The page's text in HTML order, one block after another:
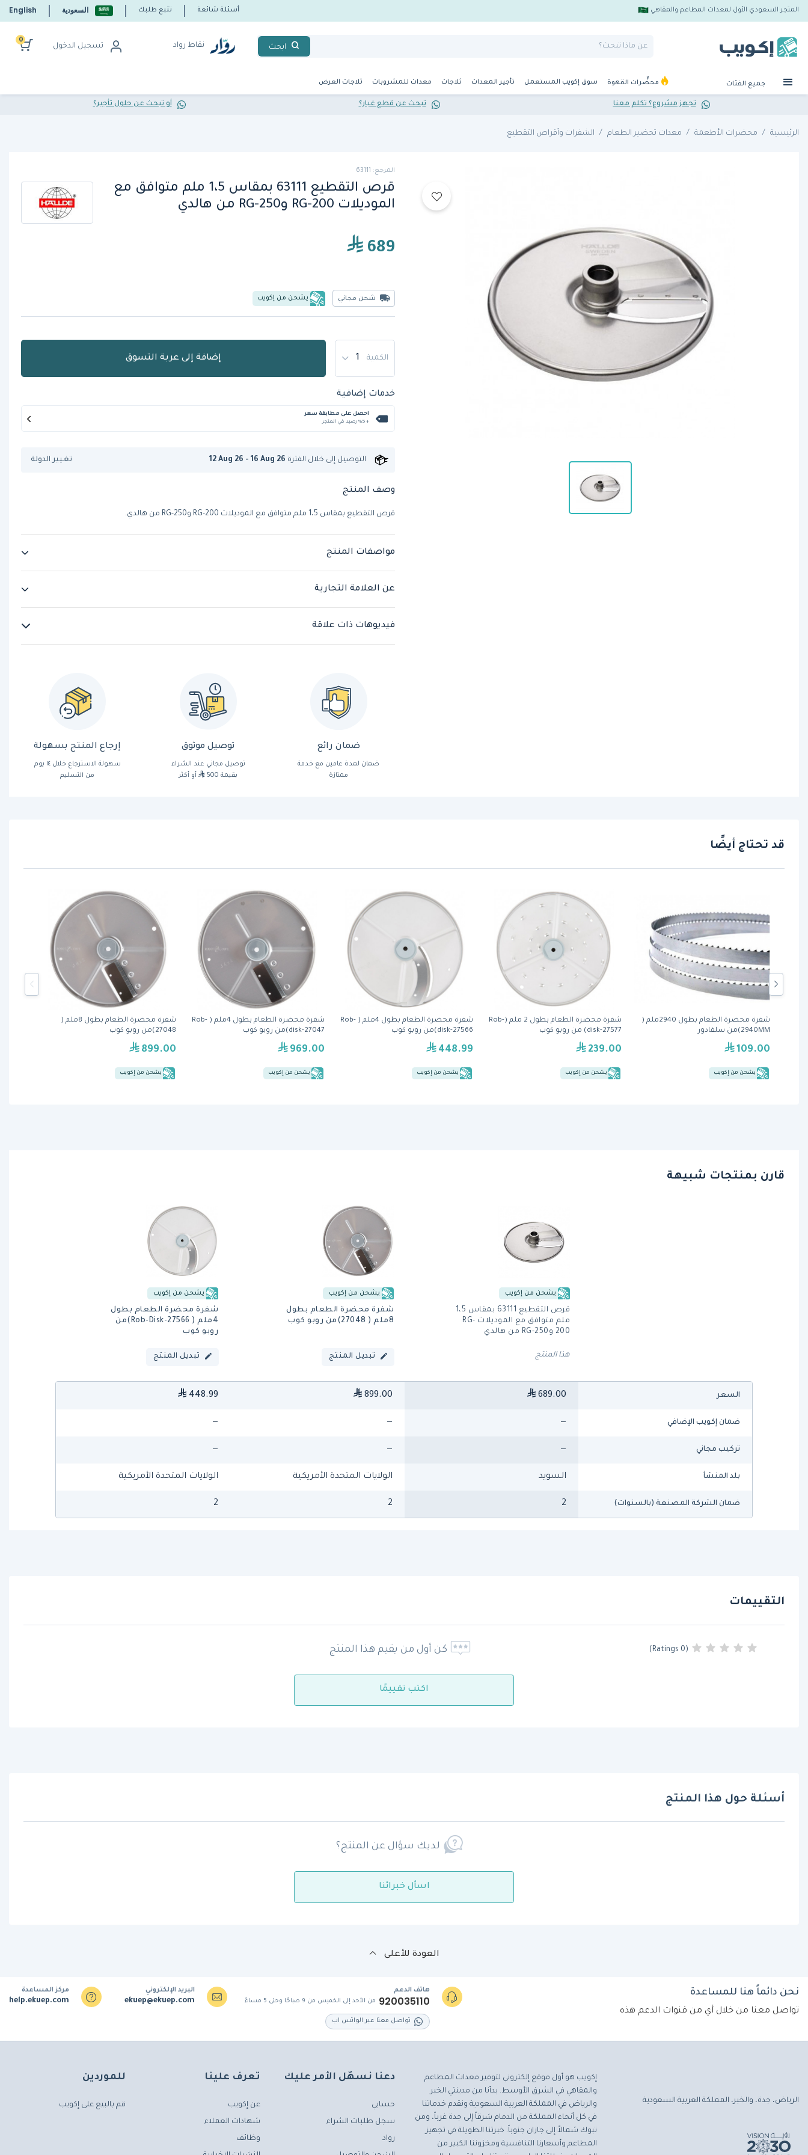
المتجر السعودي الأول لمعدات المطاعم والمقاهي أسئلة شائعة تتبع طلبك السعودية English
ابحث نقاط رواد تسجيل الدخول
0
جميع الفئات محضِّرات القهوة سوق إكويب المستعمل تأجير المعدات ثلاجات معدات للمشروبات ثلاجات العرض
تجهز مشروع؟ تكلم معنا تبحث عن قطع غيار؟ أو تبحث عن حلول تأجير؟
الرئيسية محضرات الأطعمة معدات تحضير الطعام الشفرات وأقراص التقطيع
المرجع: 63111
قرص التقطيع 63111 بمقاس 1،5 ملم متوافق مع
الموديلات RG-200 وRG-250 من هالدي
689
شحن مجاني يشحن من إكويب
الكمية إضافة إلى عربة التسوق
خدمات إضافية
احصل على مطابقة سعر
+ %5 رصيد في المتجر
التوصيل إلى خلال الفترة 12 Aug 26 - 16 Aug 26 تغيير الدولة
وصف المنتج
قرص التقطيع بمقاس 1،5 ملم متوافق مع الموديلات RG-200 وRG-250 من هالدي.
مواصفات المنتج
عن العلامة التجارية
فيديوهات ذات علاقة
ضمان رائع
ضمان لمدة عامين مع خدمة
ممتازة
توصيل موثوق
توصيل مجاني عند الشراء
بقيمة 500
أو أكثر
إرجاع المنتج بسهولة
سهولة الاسترجاع خلال ١٤ يوم
من التسليم
قد تحتاج أيضًا
شفرة محضرة الطعام بطول 8ملم (
27048)من روبو كوب
899.00
يشحن من إكويب
شفرة محضرة الطعام بطول 4ملم ( Rob-
disk-27047)من روبو كوب
969.00
يشحن من إكويب
شفرة محضرة الطعام بطول 4ملم ( Rob-
disk-27566)من روبو كوب
448.99
يشحن من إكويب
شفرة محضرة الطعام بطول 2 ملم (Rob-
disk-27577) من روبو كوب
239.00
يشحن من إكويب
شفرة محضرة الطعام بطول 2940ملم (
2940MM)من سلفادور
109.00
يشحن من إكويب
قارن بمنتجات شبيهة
يشحن من إكويب
قرص التقطيع 63111 بمقاس 1،5
ملم متوافق مع الموديلات RG-
200 وRG-250 من هالدي
هذا المنتج
يشحن من إكويب
شفرة محضرة الطعام بطول
8ملم ( 27048)من روبو كوب
تبديل المنتج
يشحن من إكويب
شفرة محضرة الطعام بطول
4ملم ( Rob-Disk-27566)من
روبو كوب
تبديل المنتج
السعر 689.00
899.00
448.99
ضمان إكويب الإضافي —
—
—
تركيب مجاني —
—
—
بلد المنشأ السويد الولايات المتحدة الأمريكية الولايات المتحدة الأمريكية
ضمان الشركة المصنعة (بالسنوات) 2
2
2
التقييمات
(0 Ratings) كن أول من يقيم هذا المنتج
اكتب تقييمًا
أسئلة حول هذا المنتج
لديك سؤال عن المنتج؟
اسأل خبرائنا
العودة للأعلى
نحن دائماً هنا للمساعدة
تواصل معنا من خلال أي من قنوات الدعم هذه
هاتف الدعم
920035110 من الأحد إلى الخميس من 9 صباحًا وحتى 5 مساءً
تواصل معنا عبر الواتس اب
البريد الإلكتروني
ekuep@ekuep.com
مركز المساعدة
help.ekuep.com
الرياض، جدة، والخبر، المملكة العربية السعودية
إكويب هو أول موقع إلكتروني لتوفير معدات المطاعم
والمقاهي في الشرق الأوسط. بدأنا من مدينتي الخبر
والرياض في المملكة العربية السعودية ونقدم خدماتنا
في كل أنحاء المملكة من الدمام شرقاً إلى جدة غرباً، ومن
تبوك شمالاً إلى جازان جنوباً. خبرتنا الطويلة في تجهيز
المطاعم وأسعارنا التنافسية ومخزوننا الكبير من
دعنا نسهّل الأمر عليك
حسابي
سجل طلبات الشراء
رواد
تعرف علينا
عن إكويب
شهادات العملاء
وظائف
للموردين
قم بالبيع على إكويب